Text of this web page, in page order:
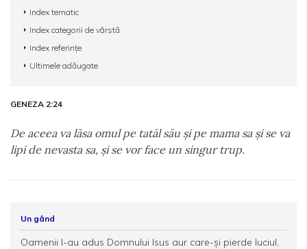
Index tematic
Index categorii de vârstă
Index referințe
Ultimele adăugate
GENEZA 2:24
De aceea va lăsa omul pe tatăl său şi pe mama sa şi se va
lipi de nevasta sa, şi se vor face un singur trup.
Un gând
Oamenii I-au adus Domnului Isus aur care-şi pierde luciul,